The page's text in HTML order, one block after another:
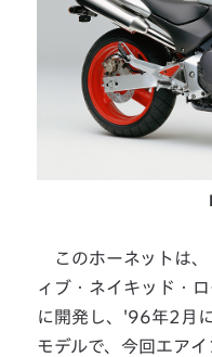
このホーネットは、
ィブ・ネイキッド・
に開発し、'96年2月
モデルで、今回エア